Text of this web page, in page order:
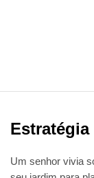
Estratégia
Um senhor vivia